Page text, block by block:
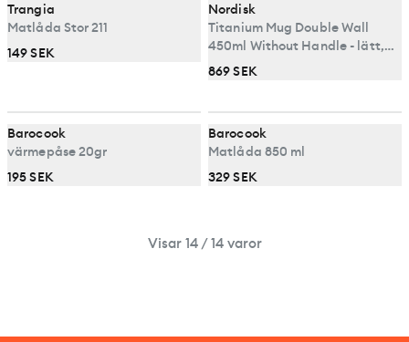
Trangia
Matlåda Stor 211
149 SEK
Nordisk
Titanium Mug Double Wall
450ml Without Handle - lätt,
isolerande, mugg i titan
869 SEK
Barocook
värmepåse 20gr
195 SEK
Barocook
Matlåda 850 ml
329 SEK
Visar 14 / 14 varor